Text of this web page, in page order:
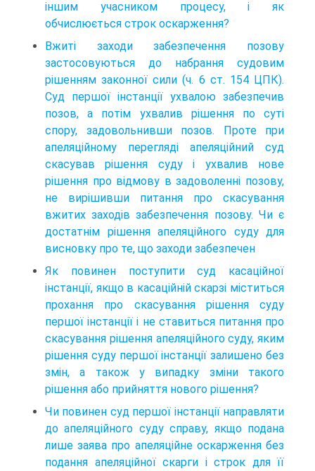
іншим учасником процесу, і як
обчислюється строк оскарження?
Вжиті заходи забезпечення позову
застосовуються до набрання судовим
рішенням законної сили (ч. 6 ст. 154 ЦПК).
Суд першої інстанції ухвалою забезпечив
позов, а потім ухвалив рішення по суті
спору, задовольнивши позов. Проте при
апеляційному перегляді апеляційний суд
скасував рішення суду і ухвалив нове
рішення про відмову в задоволенні позову,
не вирішивши питання про скасування
вжитих заходів забезпечення позову. Чи є
достатнім рішення апеляційного суду для
висновку про те, що заходи забезпечен
Як повинен поступити суд касаційної
інстанції, якщо в касаційній скарзі міститься
прохання про скасування рішення суду
першої інстанції і не ставиться питання про
скасування рішення апеляційного суду, яким
рішення суду першої інстанції залишено без
змін, а також у випадку зміни такого
рішення або прийняття нового рішення?
Чи повинен суд першої інстанції направляти
до апеляційного суду справу, якщо подана
лише заява про апеляційне оскарження без
подання апеляційної скарги і строк для її